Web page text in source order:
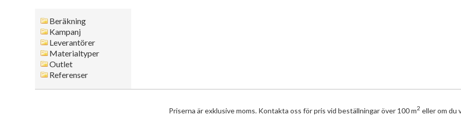
Fritext
Artikelnr
Namn
Leverantör
Beräkning
Kampanj
Leverantörer
Materialtyper
Outlet
Referenser
Priserna är exklusive moms. Kontakta oss för pris vid beställningar över 100 m2 eller om du